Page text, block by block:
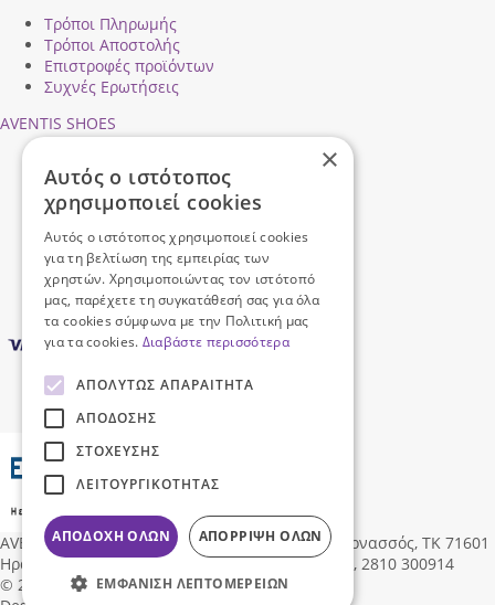
Τρόποι Πληρωμής
Τρόποι Αποστολής
Επιστροφές προϊόντων
Συχνές Ερωτήσεις
AVENTIS SHOES
Ασφάλεια Συναλλαγών
Προσωπικά Δεδομένα
Όροι Χρήσης
AVENTIS SHOESΔ/νση: Ηροδότου 96, Νέα Αλικαρνασσός, ΤΚ 71601
Ηράκλειο Κρήτης, Ελλάδα
info@aventisshoes.gr, 2810 300914
© 2026 AVENTIS SHOES All rights reserved
×
Αυτός ο ιστότοπος
χρησιμοποιεί cookies
Αυτός ο ιστότοπος χρησιμοποιεί cookies
για τη βελτίωση της εμπειρίας των
χρηστών. Χρησιμοποιώντας τον ιστότοπό
μας, παρέχετε τη συγκατάθεσή σας για όλα
τα cookies σύμφωνα με την Πολιτική μας
για τα cookies. Διαβάστε περισσότερα
ΑΠΟΛΎΤΩΣ ΑΠΑΡΑΊΤΗΤΑ
ΑΠΌΔΟΣΗΣ
ΣΤΌΧΕΥΣΗΣ
ΛΕΙΤΟΥΡΓΙΚΌΤΗΤΑΣ
ΑΠΟΔΟΧΉ ΌΛΩΝ ΑΠΌΡΡΙΨΗ ΌΛΩΝ
ΕΜΦΆΝΙΣΗ ΛΕΠΤΟΜΕΡΕΙΏΝ